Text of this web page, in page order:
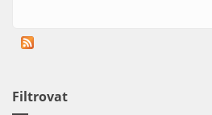
Filtrovat